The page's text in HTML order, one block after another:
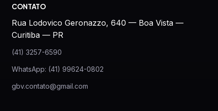
CONTATO
Rua Lodovico Geronazzo, 640 — Boa Vista —
Curitiba — PR
(41) 3257-6590
WhatsApp: (41) 99624-0802
gbv.contato@gmail.com